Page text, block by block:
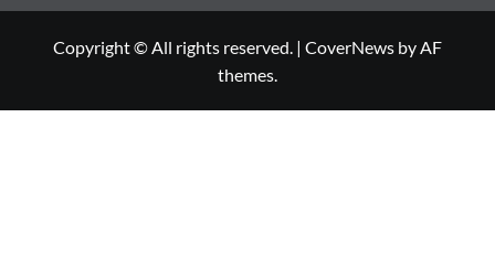
Copyright © All rights reserved. | CoverNews by AF
themes.